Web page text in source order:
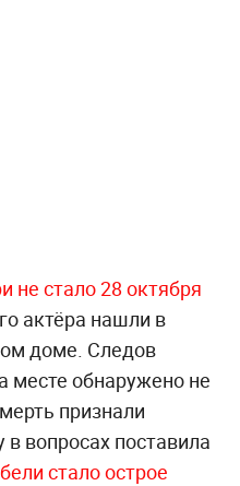
не стало 28 октября
актёра нашли в
доме. Следов
месте обнаружено не
признали
в вопросах поставила
стало острое